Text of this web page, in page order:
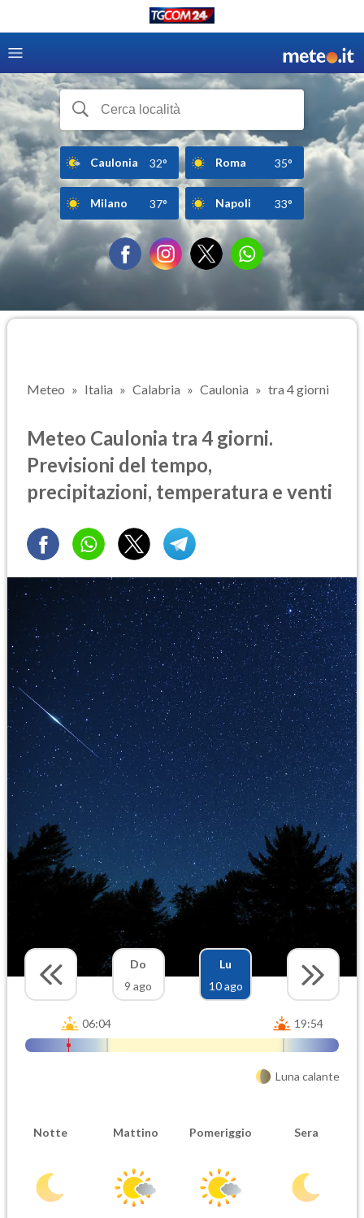
Caulonia 32° Roma 35°
Milano 37° Napoli 33°
Meteo Italia Calabria Caulonia tra 4 giorni
Meteo Caulonia tra 4 giorni.
Previsioni del tempo,
precipitazioni, temperatura e venti
Do
9 ago
Lu
10 ago
06:04 19:54
Luna calante
Notte Mattino Pomeriggio Sera